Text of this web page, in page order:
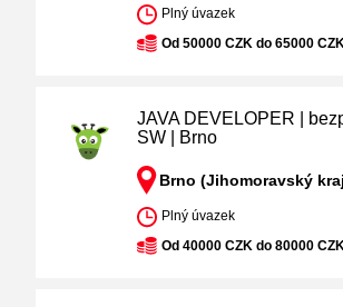
Plný úvazek
Od 50000 CZK do 65000
JAVA DEVELOPER |
SW | Brno
Brno (Jihomoravský
Plný úvazek
Od 40000 CZK do 80000